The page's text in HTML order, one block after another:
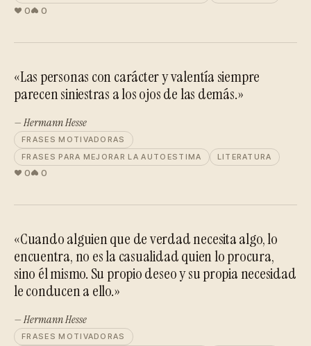
0 0
«Las personas con carácter y valentía siempre
parecen siniestras a los ojos de las demás.»
— Hermann Hesse
FRASES MOTIVADORAS
FRASES PARA MEJORAR LA AUTOESTIMA
LITERATURA
0 0
«Cuando alguien que de verdad necesita algo, lo
encuentra, no es la casualidad quien lo procura,
sino él mismo. Su propio deseo y su propia necesidad
le conducen a ello.»
— Hermann Hesse
FRASES MOTIVADORAS